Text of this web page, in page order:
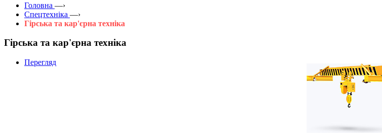
Головна —›
Спецтехніка —›
Гірська та кар'єрна техніка
Гірська та кар'єрна техніка
Перегляд